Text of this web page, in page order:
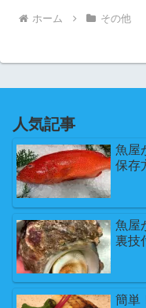
ホーム その他
人気記事
魚屋
保存
魚屋
裏技
簡単